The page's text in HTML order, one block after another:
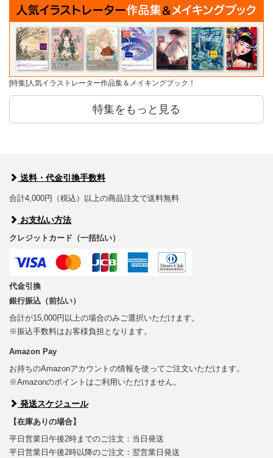
[特集]人気イラストレーター作品集＆メイキングブック！
特集をもっと見る
送料・代金引換手数料
合計4,000円（税込）以上の商品注文で送料無料
お支払い方法
クレジットカード（一括払い）
代金引換
銀行振込（前払い）
合計が15,000円以上の場合のみご選択いただけます。
※振込手数料はお客様負担となります。
Amazon Pay
お持ちのAmazonアカウントの情報を使ってご注文いただけます。
※Amazonのポイントはご利用いただけません。
発送スケジュール
【在庫ありの場合】
平日営業日午後2時までのご注文：当日発送
平日営業日午後2時以降のご注文：翌営業日発送